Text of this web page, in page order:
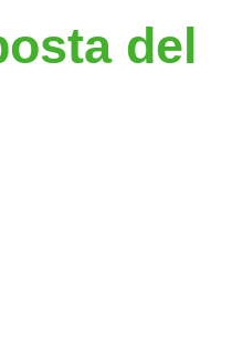
del